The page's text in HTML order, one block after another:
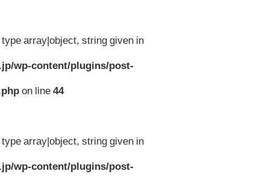
array|object, string given in
wp-content/plugins/post-
on line44
array|object, string given in
wp-content/plugins/post-